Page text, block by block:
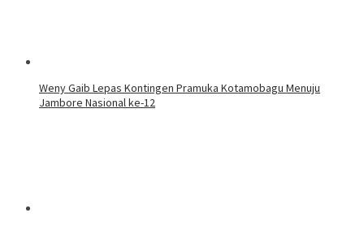
Weny Gaib Lepas Kontingen Pramuka Kotamobagu Menuju
Jambore Nasional ke-12